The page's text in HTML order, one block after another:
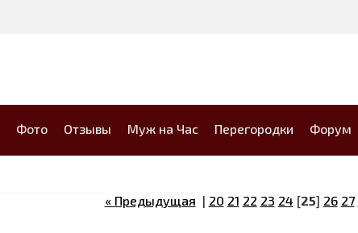
Фото Отзывы Муж на Час Перегородки Форум
« Предыдущая | 20 21 22 23 24 [25] 26 27